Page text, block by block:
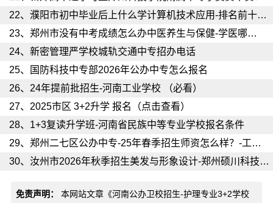
22、 濮阳市初中毕业后上什么学计算机技术应用-排名前十的中专学校
23、 郑州市没有中考成绩怎么办中医养生与保健-学医哪个学校好
24、 新密管理严学校城轨交通中专招办电话
25、
国防科技中专部2026年公办中专怎么报名
26、 24年提前批招生-河南工业学校 （必看）
27、 2025市区 3+2升学 报名（点击查看）
28、 1+3复读升学班-河南省民族中等专业学校报名条件
29、 郑州二七区公办中专-25年春季招生师资怎么样？-工业中专学校
30、 汝州市2026年秋季招生美发与形象设计-郑州硕川科技中等专业学校
免责声明： 本网站文章《河南公办卫校招生-护理专业3+2学校